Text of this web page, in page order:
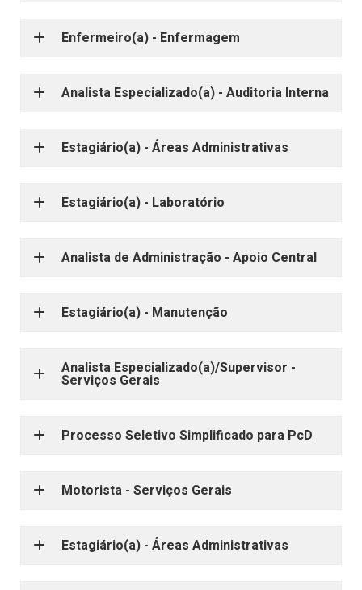
Enfermeiro(a) - Enfermagem
Analista Especializado(a) - Auditoria Interna
Estagiário(a) - Áreas Administrativas
Estagiário(a) - Laboratório
Analista de Administração - Apoio Central
Estagiário(a) - Manutenção
Analista Especializado(a)/Supervisor -
Serviços Gerais
Processo Seletivo Simplificado para PcD
Motorista - Serviços Gerais
Estagiário(a) - Áreas Administrativas